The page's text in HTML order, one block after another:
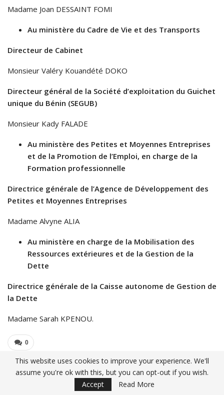
Madame Joan DESSAINT FOMI
Au ministère du Cadre de Vie et des Transports
Directeur de Cabinet
Monsieur Valéry Kouandété DOKO
Directeur général de la Société d’exploitation du Guichet
unique du Bénin (SEGUB)
Monsieur Kady FALADE
Au ministère des Petites et Moyennes Entreprises
et de la Promotion de l’Emploi, en charge de la
Formation professionnelle
Directrice générale de l’Agence de Développement des
Petites et Moyennes Entreprises
Madame Alvyne ALIA
Au ministère en charge de la Mobilisation des
Ressources extérieures et de la Gestion de la
Dette
Directrice générale de la Caisse autonome de Gestion de
la Dette
Madame Sarah KPENOU.
0
Share Facebook Twitter Google+
This website uses cookies to improve your experience. We'll
assume you're ok with this, but you can opt-out if you wish.
Accept
Read More